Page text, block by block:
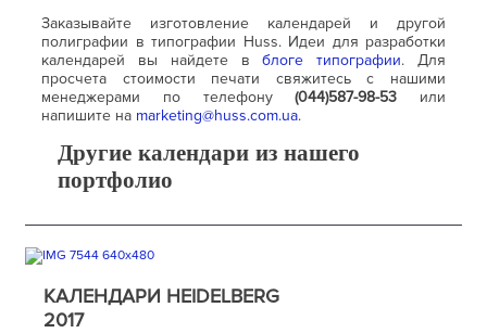
Заказывайте изготовление календарей и другой
полиграфии в типографии Huss. Идеи для разработки
календарей вы найдете вблоге типографии. Для
просчета стоимости печати свяжитесь с нашими
менеджерами по телефону(044)587-98-53 или
напишите на marketing@huss.com.ua.
Другие календари из нашего
портфолио
КАЛЕНДАРИ HEIDELBERG
2017